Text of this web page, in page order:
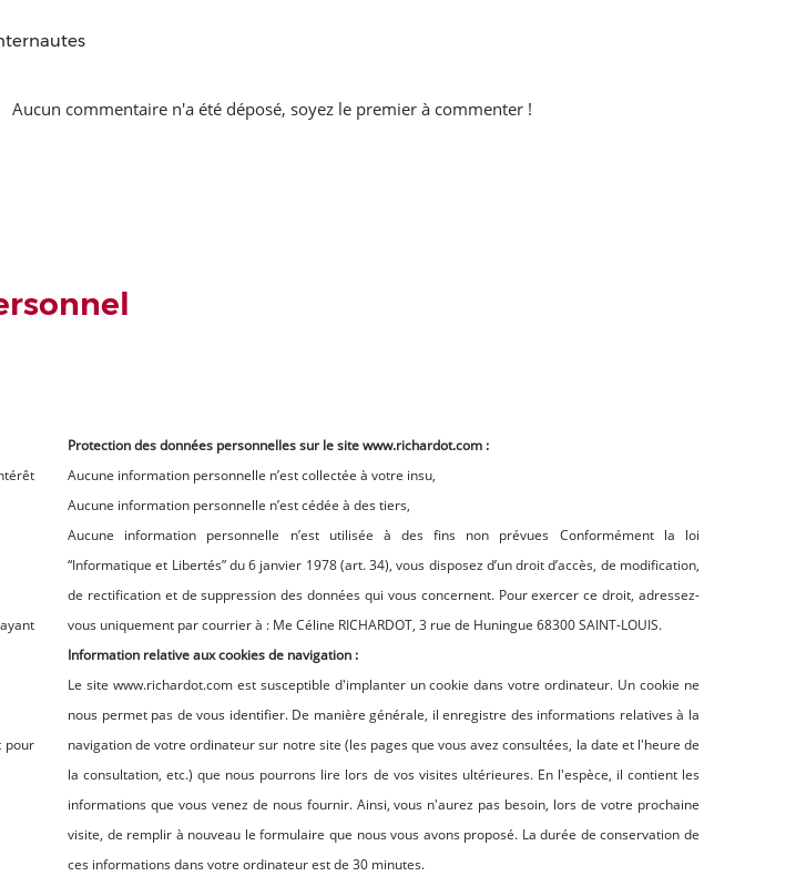
Aucun commentaire n'a été déposé, soyez le premier à commenter !
pour
Protection des données personnelles sur le site www.richardot.com :
Aucune information personnelle n’est collectée à votre insu,
Aucune information personnelle n’est cédée à des tiers,
Aucune information personnelle n’est utilisée à des fins non prévues Conformément la loi
“Informatique et Libertés” du 6 janvier 1978 (art. 34), vous disposez d’un droit d’accès, de modification,
de rectification et de suppression des données qui vous concernent. Pour exercer ce droit, adressez-
vous uniquement par courrier à : Me Céline RICHARDOT, 3 rue de Huningue 68300 SAINT-LOUIS.
Information relative aux cookies de navigation :
Le site www.richardot.com est susceptible d'implanter un cookie dans votre ordinateur. Un cookie ne
nous permet pas de vous identifier. De manière générale, il enregistre des informations relatives à la
navigation de votre ordinateur sur notre site (les pages que vous avez consultées, la date et l'heure de
la consultation, etc.) que nous pourrons lire lors de vos visites ultérieures. En l'espèce, il contient les
informations que vous venez de nous fournir. Ainsi, vous n'aurez pas besoin, lors de votre prochaine
visite, de remplir à nouveau le formulaire que nous vous avons proposé. La durée de conservation de
ces informations dans votre ordinateur est de 30 minutes.